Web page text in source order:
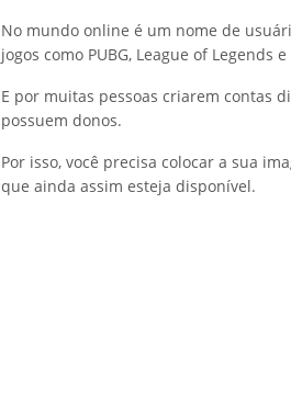
No mundo online é um nome de
jogos como PUBG, League of Legends e
E por muitas pessoas criarem contas
possuem donos.
Por isso, você precisa colocar a sua
que ainda assim esteja disponível.